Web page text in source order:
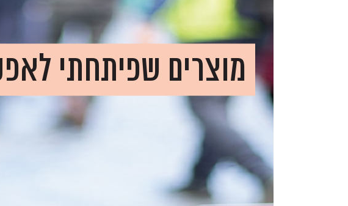
מוצרים שפיתחתי